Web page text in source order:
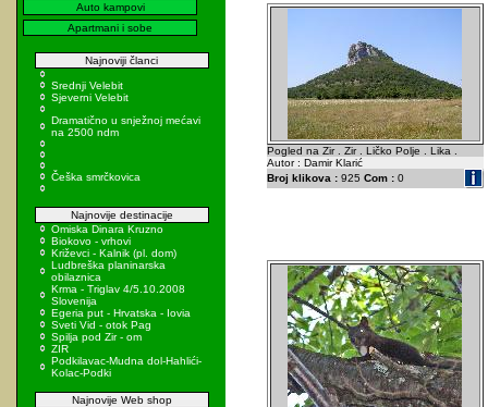
Auto kampovi
Apartmani i sobe
Najnoviji članci
Srednji Velebit
Sjeverni Velebit
Dramatično u snježnoj mećavi
na 2500 ndm
Češka smrčkovica
Najnovije destinacije
Omiska Dinara Kruzno
Biokovo - vrhovi
Križevci - Kalnik (pl. dom)
Ludbreška planinarska
obilaznica
Krma - Triglav 4/5.10.2008
Slovenija
Egeria put - Hrvatska - Iovia
Sveti Vid - otok Pag
Spilja pod Zir - om
ZIR
Podkilavac-Mudna dol-Hahlići-
Kolac-Podki
Najnovije Web shop
Pogled na Zir . Zir . Ličko Polje . Lika .
Autor : Damir Klarić
Broj klikova :925 Com :0